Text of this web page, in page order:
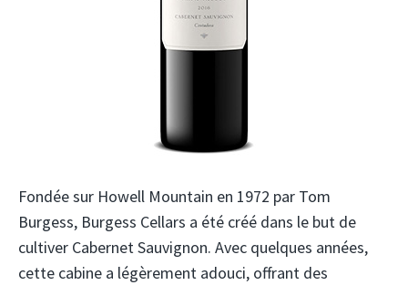
Fondée sur Howell Mountain en 1972 par Tom
Burgess, Burgess Cellars a été créé dans le but de
cultiver Cabernet Sauvignon. Avec quelques années,
cette cabine a légèrement adouci, offrant des